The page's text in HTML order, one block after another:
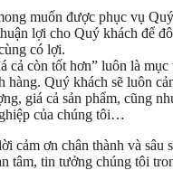
muốn được phục vụ
lợi cho Quý khách để
có lợi.
cả còn tốt hơn” luôn là mục
hàng. Quý khách sẽ luôn
giá cả sản phẩm, cũng
của chúng tôi…
cảm ơn chân thành và sâu
tâm, tin tưởng chúng tôi